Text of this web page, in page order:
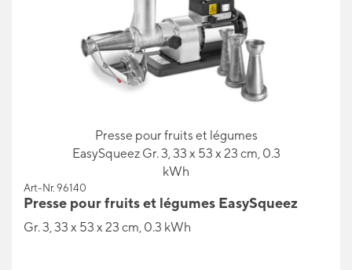
Presse pour fruits et légumes
EasySqueez Gr. 3, 33 x 53 x 23 cm, 0.3
kWh
Art-Nr. 96140
Presse pour fruits et légumes EasySqueez
Gr. 3, 33 x 53 x 23 cm, 0.3 kWh